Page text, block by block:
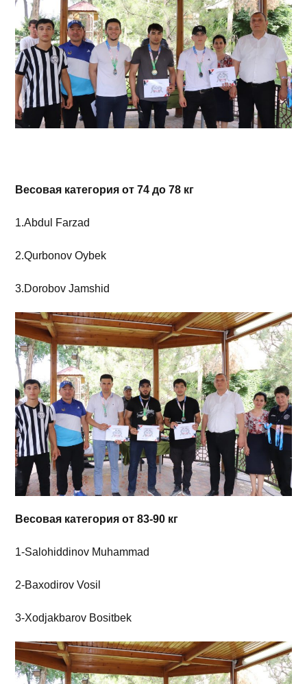
Весовая категория от 74 до 78 кг
1.Abdul Farzad
2.Qurbonov Oybek
3.Dorobov Jamshid
Весовая категория от 83-90 кг
1-Salohiddinov Muhammad
2-Baxodirov Vosil
3-Xodjakbarov Bositbek